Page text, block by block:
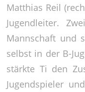
Matthias Reil
Jugendleiter.
Mannschaft und
selbst in der B-
stärkte Ti den
Jugendspieler